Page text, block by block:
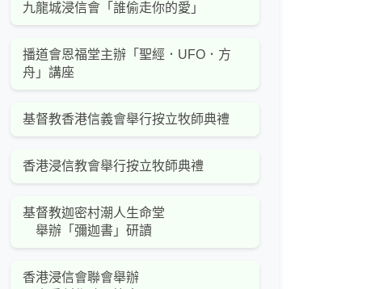
九龍城浸信會「誰偷走你的愛」
播道會恩福堂主辦「聖經．UFO．方
舟」講座
基督教香港信義會舉行按立牧師典禮
香港浸信教會舉行按立牧師典禮
基督教迦密村潮人生命堂
舉辦「彌迦書」研讀
香港浸信會聯會舉辦